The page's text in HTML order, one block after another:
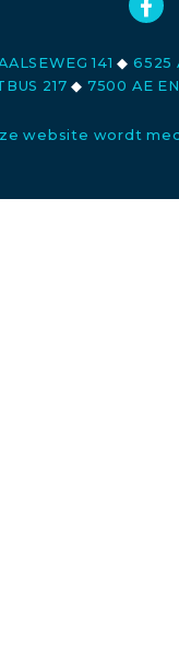
141◆ 6525
217◆ 7500 AE
website wordt